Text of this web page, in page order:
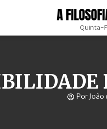
Quinta-
Por João